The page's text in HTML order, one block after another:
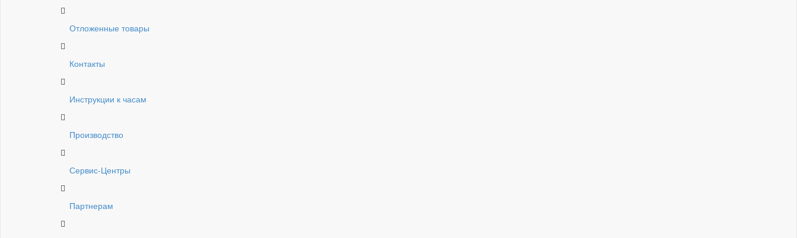
Отложенные товары
Контакты
Инструкции к часам
Производство
Сервис-Центры
Партнерам